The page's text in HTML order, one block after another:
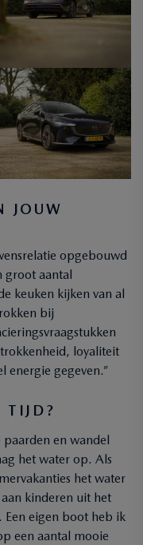
JOUW
opgebouwd
groot aantal
keuken kijken van al
bij
loyaliteit
energie gegeven.”
TIJD?
paarden en wandel
het water op. Als
het water
kinderen uit het
Een eigen boot heb ik
een aantal mooie